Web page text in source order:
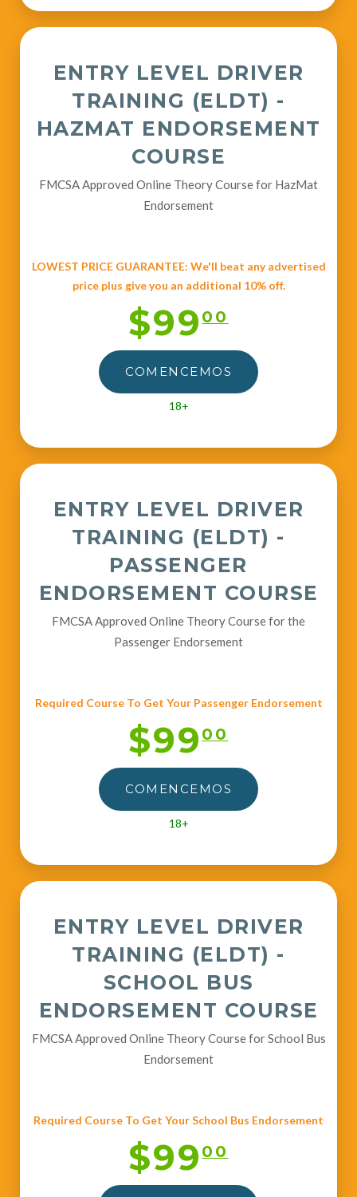
ENTRY LEVEL DRIVER
TRAINING (ELDT) -
HAZMAT ENDORSEMENT
COURSE
FMCSA Approved Online Theory Course for HazMat
Endorsement
LOWEST PRICE GUARANTEE: We'll beat any advertised
price plus give you an additional 10% off.
$9900
COMENCEMOS
18+
ENTRY LEVEL DRIVER
TRAINING (ELDT) -
PASSENGER
ENDORSEMENT COURSE
FMCSA Approved Online Theory Course for the
Passenger Endorsement
Required Course To Get Your Passenger Endorsement
$9900
COMENCEMOS
18+
ENTRY LEVEL DRIVER
TRAINING (ELDT) -
SCHOOL BUS
ENDORSEMENT COURSE
FMCSA Approved Online Theory Course for School Bus
Endorsement
Required Course To Get Your School Bus Endorsement
$9900